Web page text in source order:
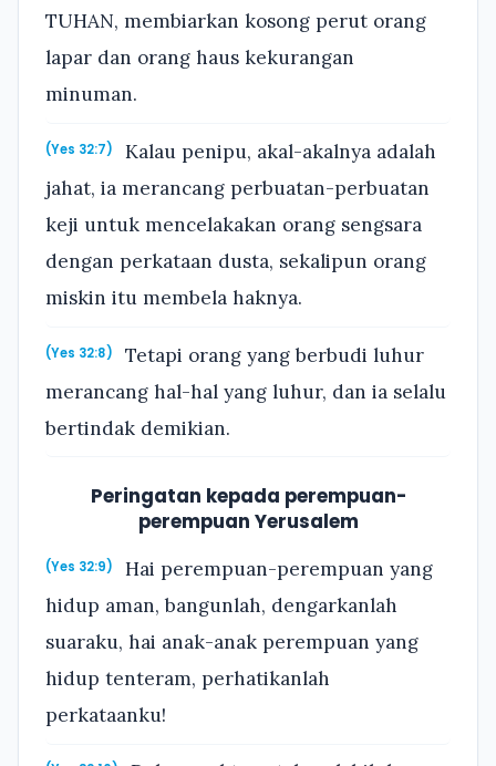
TUHAN, membiarkan kosong perut orang
lapar dan orang haus kekurangan
minuman.
(Yes 32:7)
Kalau penipu, akal-akalnya adalah
jahat, ia merancang perbuatan-perbuatan
keji untuk mencelakakan orang sengsara
dengan perkataan dusta, sekalipun orang
miskin itu membela haknya.
(Yes 32:8)
Tetapi orang yang berbudi luhur
merancang hal-hal yang luhur, dan ia selalu
bertindak demikian.
Peringatan kepada perempuan-
perempuan Yerusalem
(Yes 32:9)
Hai perempuan-perempuan yang
hidup aman, bangunlah, dengarkanlah
suaraku, hai anak-anak perempuan yang
hidup tenteram, perhatikanlah
perkataanku!